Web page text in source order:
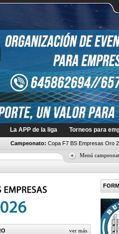
La APP de la liga Torneos para
Campeonato: Copa F7 BS Empresas Oro
Menú
ver más